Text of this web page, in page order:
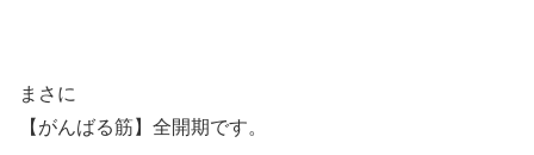
まさに
【がんばる筋】全開期です。